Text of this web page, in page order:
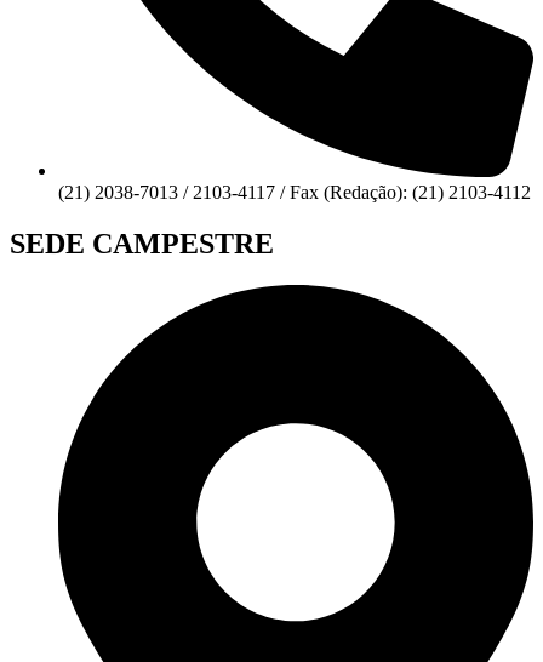
(21) 2038-7013 / 2103-4117 / Fax (Redação): (21) 2103-4112
SEDE CAMPESTRE